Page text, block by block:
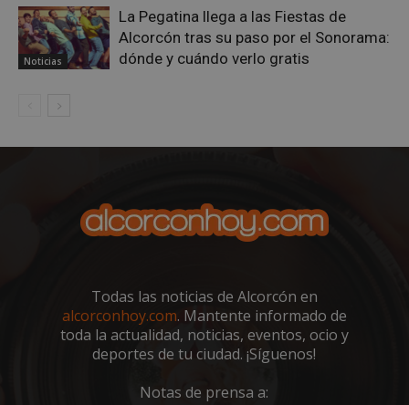
Noticias
La Pegatina llega a las Fiestas de
Alcorcón tras su paso por el Sonorama:
dónde y cuándo verlo gratis
Todas las noticias de Alcorcón en
alcorconhoy.com. Mantente informado de
toda la actualidad, noticias, eventos, ocio y
deportes de tu ciudad. ¡Síguenos!
Notas de prensa a:
sp_t
Spotify Inc.
.spotify.com
CookieScriptConsent
CookieScript